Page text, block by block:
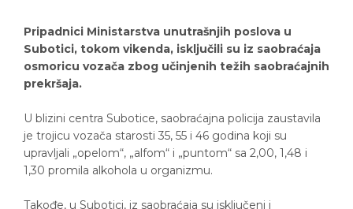
Pripadnici Ministarstva unutrašnjih poslova u
Subotici, tokom vikenda, isključili su iz saobraćaja
osmoricu vozača zbog učinjenih težih saobraćajnih
prekršaja.
U blizini centra Subotice, saobraćajna policija zaustavila
je trojicu vozača starosti 35, 55 i 46 godina koji su
upravljali „opelom“, „alfom“ i „puntom“ sa 2,00, 1,48 i
1,30 promila alkohola u organizmu.
Takođe, u Subotici, iz saobraćaja su isključeni i